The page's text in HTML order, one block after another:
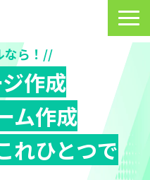
覧
使い方
ナー一覧
なら！//
作成
ム作成
れひとつで